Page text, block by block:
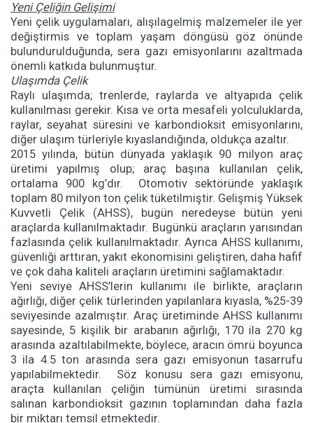
Yeni Çeliğin Gelişimi
Yeni çelik uygulamaları, alışılagelmiş malzemeler ile yer
değiştirmis ve toplam yaşam döngüsü göz önünde
bulundurulduğunda, sera gazı emisyonlarını azaltmada
önemli katkıda bulunmuştur.
Ulaşımda Çelik
Raylı ulaşımda; trenlerde, raylarda ve altyapıda çelik
kullanılması gerekir. Kısa ve orta mesafeli yolculuklarda,
raylar, seyahat süresini ve karbondioksit emisyonlarını,
diğer ulaşım türleriyle kıyaslandığında, oldukça azaltır.
2015 yılında, bütün dünyada yaklaşık 90 milyon araç
üretimi yapılmış olup; araç başına kullanılan çelik,
ortalama 900 kg’dır. Otomotiv sektöründe yaklaşık
toplam 80 milyon ton çelik tüketilmiştir. Gelişmiş Yüksek
Kuvvetli Çelik (AHSS), bugün neredeyse bütün yeni
araçlarda kullanılmaktadır. Bugünkü araçların yarısından
fazlasında çelik kullanılmaktadır. Ayrıca AHSS kullanımı,
güvenliği arttıran, yakıt ekonomisini geliştiren, daha hafif
ve çok daha kaliteli araçların üretimini sağlamaktadır.
Yeni seviye AHSS’lerin kullanımı ile birlikte, araçların
ağırlığı, diğer çelik türlerinden yapılanlara kıyasla, %25-39
seviyesinde azalmıştır. Araç üretiminde AHSS kullanımı
sayesinde, 5 kişilik bir arabanın ağırlığı, 170 ila 270 kg
arasında azaltılabilmekte, böylece, aracın ömrü boyunca
3 ila 4.5 ton arasında sera gazı emisyonun tasarrufu
yapılabilmektedir. Söz konusu sera gazı emisyonu,
araçta kullanılan çeliğin tümünün üretimi sırasında
salınan karbondioksit gazının toplamından daha fazla
bir miktarı temsil etmektedir.